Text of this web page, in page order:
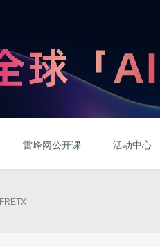
雷峰网公开课 活动中心
FRETX